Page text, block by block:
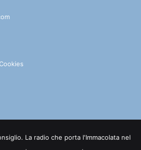
La radio che porta l'Immacolata nel